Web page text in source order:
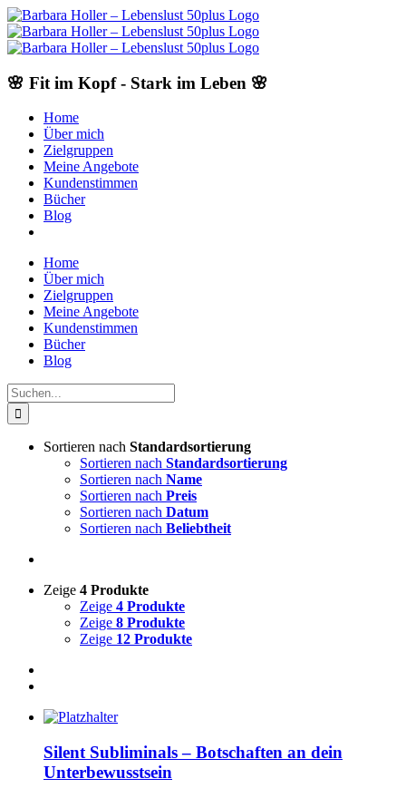
Skip
to
content
🌸 Fit im Kopf - Stark im Leben 🌸
Home
Über mich
Zielgruppen
Meine Angebote
Kundenstimmen
Bücher
Blog
Home
Über mich
Zielgruppen
Meine Angebote
Kundenstimmen
Bücher
Blog
Suche
nach:
Sortieren nach Standardsortierung
Sortieren nach Standardsortierung
Sortieren nach Name
Sortieren nach Preis
Sortieren nach Datum
Sortieren nach Beliebtheit
Zeige 4 Produkte
Zeige 4 Produkte
Zeige 8 Produkte
Zeige 12 Produkte
Silent Subliminals – Botschaften an dein
Unterbewusstsein